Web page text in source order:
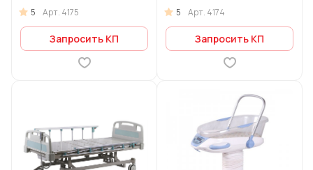
5 Арт. 4175
Запросить КП
5003
5 Арт. 4174
Запросить КП